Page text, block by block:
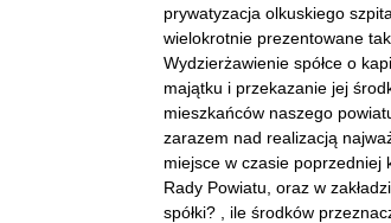
prywatyzacja olkuskiego
wielokrotnie prezentowane
Wydzierżawienie spółce o
majątku i przekazanie jej
mieszkańców naszego
zarazem nad realizacją
miejsce w czasie poprzedniej
Rady Powiatu, oraz w
spółki? , ile środków